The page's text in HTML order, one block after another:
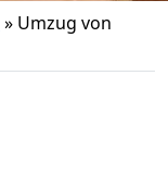
» Umzug von